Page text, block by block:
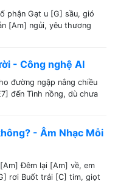
phận Gạt u [G] sầu, gió
[Am] ngủi, yêu thương
- Công nghệ AI
đường ngập nắng chiều
đến Tình nồng, dù chưa
- Âm Nhạc Mỗi
Đêm lại [Am] về, em
rơi Buốt trái [C] tim, giọt